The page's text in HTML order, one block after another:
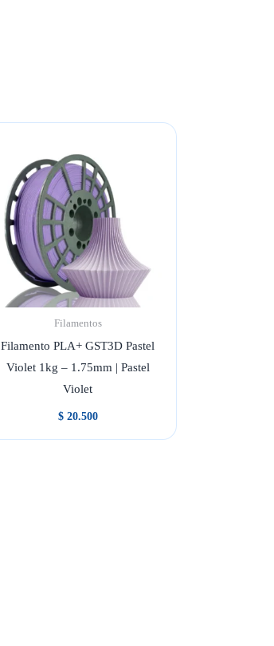
Filamentos
Filamento PLA+ GST3D Pastel
Violet 1kg – 1.75mm | Pastel
Violet
$20.500